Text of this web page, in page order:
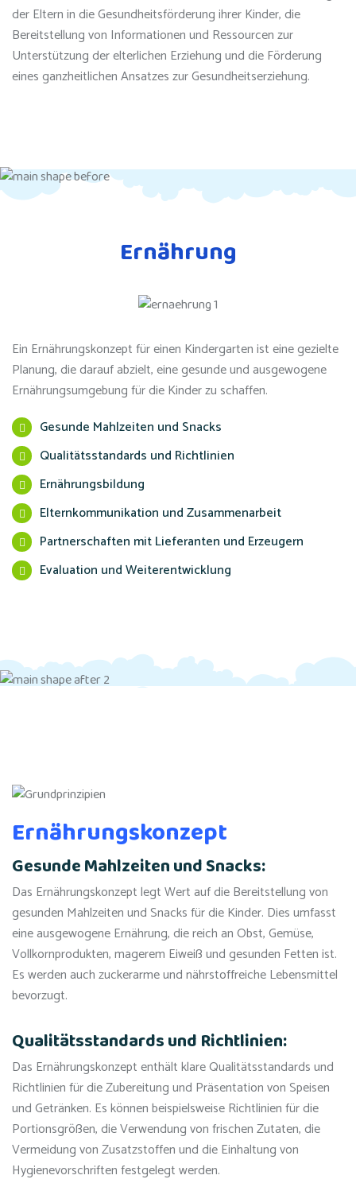
der Eltern in die Gesundheitsförderung ihrer Kinder, die
Bereitstellung von Informationen und Ressourcen zur
Unterstützung der elterlichen Erziehung und die Förderung
eines ganzheitlichen Ansatzes zur Gesundheitserziehung.
Ernährung
Ein Ernährungskonzept für einen Kindergarten ist eine gezielte
Planung, die darauf abzielt, eine gesunde und ausgewogene
Ernährungsumgebung für die Kinder zu schaffen.
Gesunde Mahlzeiten und Snacks
Qualitätsstandards und Richtlinien
Ernährungsbildung
Elternkommunikation und Zusammenarbeit
Partnerschaften mit Lieferanten und Erzeugern
Evaluation und Weiterentwicklung
Ernährungskonzept
Gesunde Mahlzeiten und Snacks:
Das Ernährungskonzept legt Wert auf die Bereitstellung von
gesunden Mahlzeiten und Snacks für die Kinder. Dies umfasst
eine ausgewogene Ernährung, die reich an Obst, Gemüse,
Vollkornprodukten, magerem Eiweiß und gesunden Fetten ist.
Es werden auch zuckerarme und nährstoffreiche Lebensmittel
bevorzugt.
Qualitätsstandards und Richtlinien:
Das Ernährungskonzept enthält klare Qualitätsstandards und
Richtlinien für die Zubereitung und Präsentation von Speisen
und Getränken. Es können beispielsweise Richtlinien für die
Portionsgrößen, die Verwendung von frischen Zutaten, die
Vermeidung von Zusatzstoffen und die Einhaltung von
Hygienevorschriften festgelegt werden.